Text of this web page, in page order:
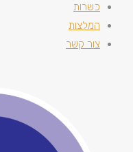
כשרות
המלצות
צור קשר